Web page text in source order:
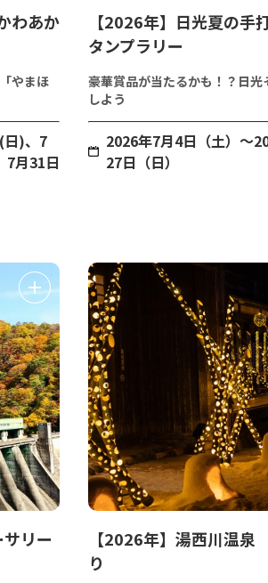
わあか
やまほ
日)、7
7月31日
【2026年】日光夏の手
タンプラリー
豪華賞品が当たるかも！？日光
しよう
2026年7月4日（土）～
27日（日）
リー
【2026年】湯西川温
り